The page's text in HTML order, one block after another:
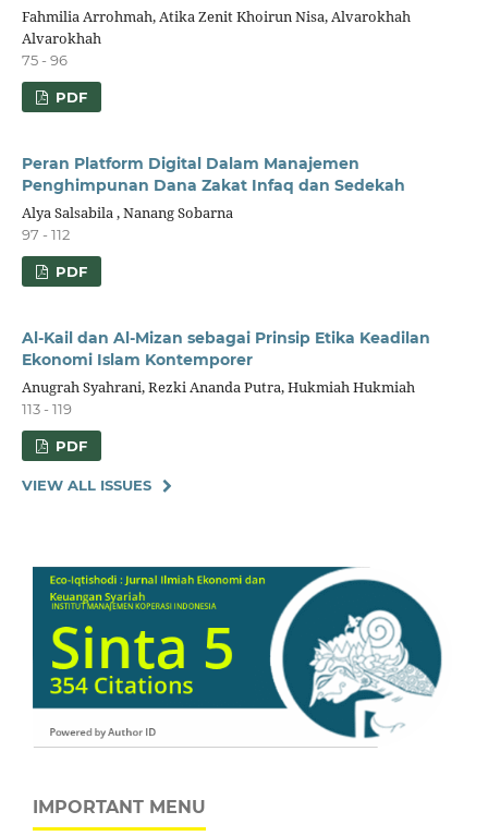
Fahmilia Arrohmah, Atika Zenit Khoirun Nisa, Alvarokhah
Alvarokhah
75 - 96
PDF
Peran Platform Digital Dalam Manajemen
Penghimpunan Dana Zakat Infaq dan Sedekah
Alya Salsabila , Nanang Sobarna
97 - 112
PDF
Al-Kail dan Al-Mizan sebagai Prinsip Etika Keadilan
Ekonomi Islam Kontemporer
Anugrah Syahrani, Rezki Ananda Putra, Hukmiah Hukmiah
113 - 119
PDF
VIEW ALL ISSUES
IMPORTANT MENU